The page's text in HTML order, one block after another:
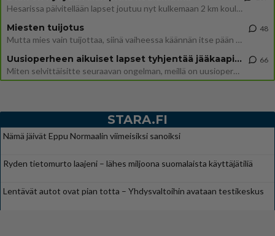
Hesarissa päivitellään lapset joutuu nyt kulkemaan 2 km kouluun jösses. Ruostefillarilla tuo matka menee vaikka miten äk
Miesten tuijotus
Mutta mies vain tuijottaa, siinä vaiheessa käännän itse pään pois. Mikä juttu? Yleensä jos joku tuijottaa tai katsoo, hä
48
Uusioperheen aikuiset lapset tyhjentää jääkaapin käydessään
Miten selvittäisitte seuraavan ongelman, meillä on uusioperhe, minulla teini-ikäiset lapset ja puolisolla aikuiset, jotk
66
STARA.FI
Nämä jäivät Eppu Normaalin viimeisiksi sanoiksi
Ryden tietomurto laajeni – lähes miljoona suomalaista käyttäjätiliä
Lentävät autot ovat pian totta – Yhdysvaltoihin avataan testikeskus